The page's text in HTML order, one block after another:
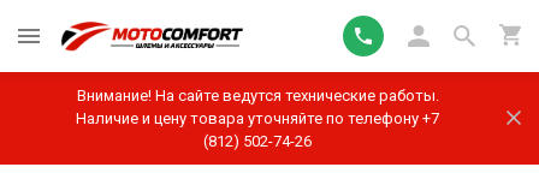
Внимание! На сайте ведутся технические работы.
Наличие и цену товара уточняйте по телефону +7
(812) 502-74-26